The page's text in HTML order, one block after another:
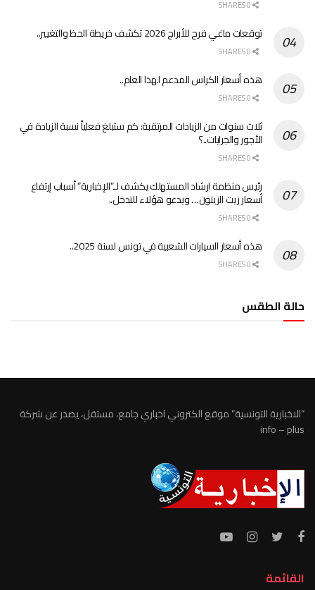
توقعات ماغي فرح للأبراج 2026 تكشف خريطة الحظ والتغيير..
هذه أسعار الكراس المدعم لهذا العام..
ثلاث سنوات من الزيادات المرتقبة: كم ستبلغ فعلياً نسبة الزيادة في
الأجور والجرايات..؟
رئيس منظمة ارشاد المستهلك يكشف لـ”الإخبارية” أسباب إرتفاع
أسعار زيت الزيتون… ويدعو هؤلاء للتدخل..
هذه أسعار السيارات الشعبية في تونس لسنة 2025..
حالة الطقس
“الاخبارية التونسية” موقع الكتروني اخباري جامع، مستقل، يصدر عن شركة
info – plus
القائمة